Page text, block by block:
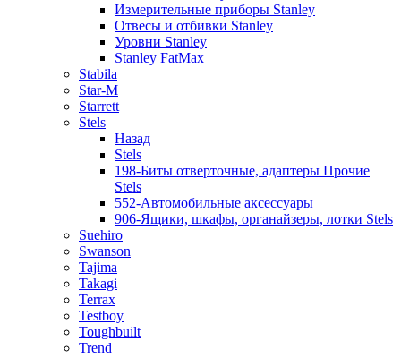
Измерительные приборы Stanley
Отвесы и отбивки Stanley
Уровни Stanley
Stanley FatMax
Stabila
Star-M
Starrett
Stels
Назад
Stels
198-Биты отверточные, адаптеры Прочие
Stels
552-Автомобильные аксессуары
906-Ящики, шкафы, органайзеры, лотки Stels
Suehiro
Swanson
Tajima
Takagi
Terrax
Testboy
Toughbuilt
Trend